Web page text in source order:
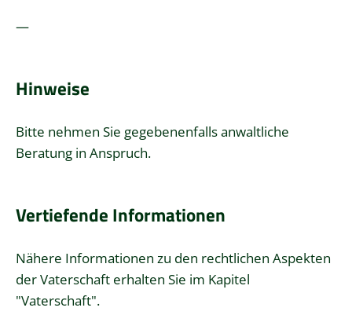
—
Hinweise
Bitte nehmen Sie gegebenenfalls anwaltliche
Beratung in Anspruch.
Vertiefende Informationen
Nähere Informationen zu den rechtlichen Aspekten
der Vaterschaft erhalten Sie im Kapitel
"Vaterschaft".